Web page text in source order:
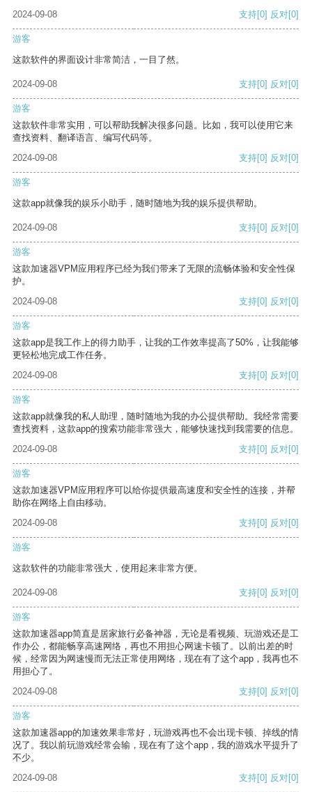
2024-09-08 支持[0] 反对[0]
游客
这款软件的界面设计非常简洁，一目了然。
2024-09-08 支持[0] 反对[0]
游客
这款软件非常实用，可以帮助我解决很多问题。比如，我可以使用它来
查找资料、翻译语言、编写代码等。
2024-09-08
支持[0] 反对[0]
游客
这款app就像我的娱乐小助手，随时随地为我的娱乐提供帮助。
2024-09-08 支持[0] 反对[0]
游客
这款加速器VPM应用程序已经为我们带来了无限的流畅体验和安全性保
护。
2024-09-08
支持[0] 反对[0]
游客
这款app是我工作上的得力助手，让我的工作效率提高了50%，让我能够
更轻松地完成工作任务。
2024-09-08
支持[0] 反对[0]
游客
这款app就像我的私人助理，随时随地为我的办公提供帮助。我经常需要
查找资料，这款app的搜索功能非常强大，能够快速找到我需要的信息。
2024-09-08
支持[0] 反对[0]
游客
这款加速器VPM应用程序可以给你提供最高速度和安全性的连接，并帮
助你在网络上自由移动。
2024-09-08
支持[0] 反对[0]
游客
这款软件的功能非常强大，使用起来非常方便。
2024-09-08 支持[0] 反对[0]
游客
这款加速器app简直是居家旅行必备神器，无论是看视频、玩游戏还是工
作办公，都能畅享高速网络，再也不用担心网速卡顿了。以前出差的时
候，经常因为网速慢而无法正常使用网络，现在有了这个app，我再也不
用担心了。
2024-09-08
支持[0] 反对[0]
游客
这款加速器app的加速效果非常好，玩游戏再也不会出现卡顿、掉线的情
况了。我以前玩游戏经常会输，现在有了这个app，我的游戏水平提升了
不少。
2024-09-08
支持[0] 反对[0]